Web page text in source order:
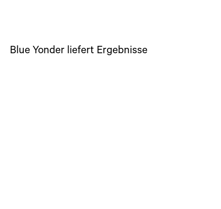
Blue Yonder liefert Ergebnisse